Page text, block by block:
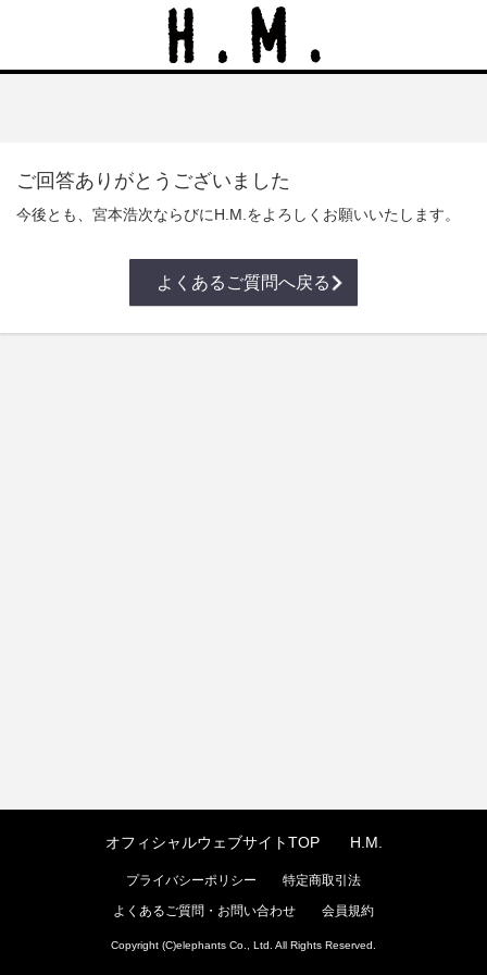
ご回答ありがとうございました
今後とも、宮本浩次ならびにH.M.をよろしくお願いいたします。
よくあるご質問へ戻る
オフィシャルウェブサイトTOP H.M.
プライバシーポリシー
特定商取引法
よくあるご質問・お問い合わせ
会員規約
Copyright (C)elephants Co., Ltd. All Rights Reserved.